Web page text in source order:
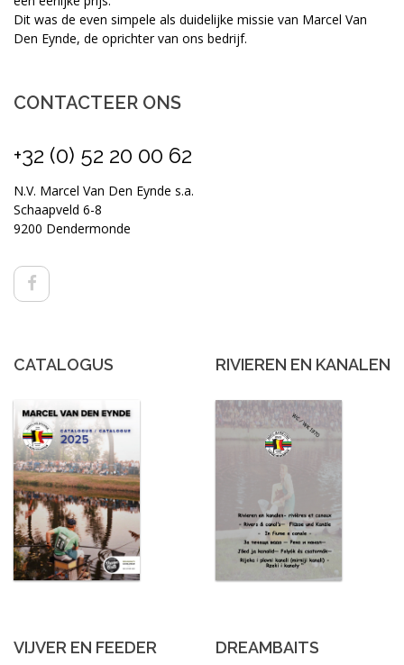
Dit was de even simpele als duidelijke missie van Marcel Van
Den Eynde, de oprichter van ons bedrijf.
CONTACTEER ONS
+32 (0) 52 20 00 62
N.V. Marcel Van Den Eynde s.a.
Schaapveld 6-8
9200 Dendermonde
CATALOGUS RIVIEREN EN KANALEN
VIJVER EN FEEDER DREAMBAITS